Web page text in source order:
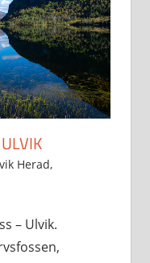
Herad,
– Ulvik.